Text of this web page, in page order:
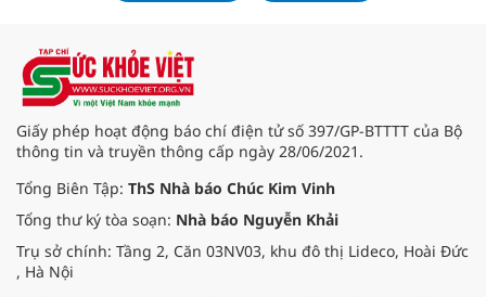
Giấy phép hoạt động báo chí điện tử số 397/GP-BTTTT của Bộ
thông tin và truyền thông cấp ngày 28/06/2021.
Tổng Biên Tập: ThS Nhà báo Chúc Kim Vinh
Tổng thư ký tòa soạn: Nhà báo Nguyễn Khải
Trụ sở chính: Tầng 2, Căn 03NV03, khu đô thị Lideco, Hoài Đức
, Hà Nội